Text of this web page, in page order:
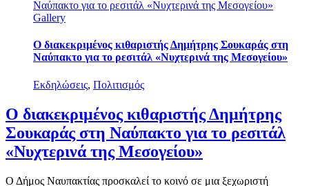
Ναύπακτο για το ρεσιτάλ «Νυχτερινά της Μεσογείου»
Gallery
Ο διακεκριμένος κιθαριστής Δημήτρης Σουκαράς στη
Ναύπακτο για το ρεσιτάλ «Νυχτερινά της Μεσογείου»
Εκδηλώσεις, Πολιτισμός
Ο διακεκριμένος κιθαριστής Δημήτρης
Σουκαράς στη Ναύπακτο για το ρεσιτάλ
«Νυχτερινά της Μεσογείου»
Ο Δήμος Ναυπακτίας προσκαλεί το κοινό σε μια ξεχωριστή